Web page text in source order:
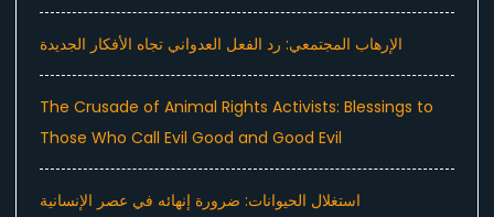
الإرهاب المجتمعي: رد الفعل العدواني تجاه الأفكار الجديدة
The Crusade of Animal Rights Activists: Blessings to
Those Who Call Evil Good and Good Evil
استغلال الحيوانات: ضرورة إنهائه في عصر الإنسانية